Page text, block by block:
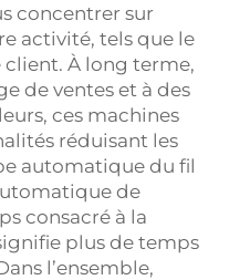
concentrer sur
activité, tels que le
À long terme,
de ventes et à des
ces machines
réduisant les
automatique du fil
de
consacré à la
plus de temps
l’ensemble,